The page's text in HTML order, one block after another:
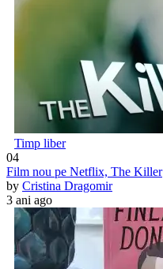
Timp liber
04
Film nou pe Netflix, The Killer
by Cristina Dragomir
3 ani ago